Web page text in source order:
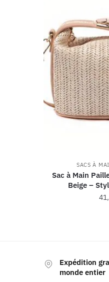
SACS À
Sac à Main
Beige –
Expédition
monde entier